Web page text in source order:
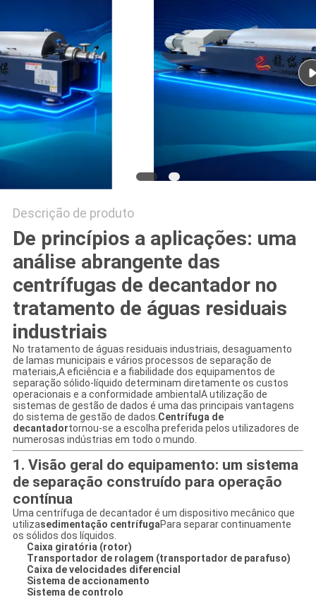
DE
PRIVACIDADE
Descrição de produto
De princípios a aplicações: uma
análise abrangente das
centrífugas de decantador no
tratamento de águas residuais
industriais
No tratamento de águas residuais industriais, desaguamento
de lamas municipais e vários processos de separação de
materiais,A eficiência e a fiabilidade dos equipamentos de
separação sólido-líquido determinam diretamente os custos
operacionais e a conformidade ambientalA utilização de
sistemas de gestão de dados é uma das principais vantagens
do sistema de gestão de dados.Centrífuga de
decantadortornou-se a escolha preferida pelos utilizadores de
numerosas indústrias em todo o mundo.
1. Visão geral do equipamento: um sistema
de separação construído para operação
contínua
Uma centrífuga de decantador é um dispositivo mecânico que
utilizasedimentação centrífugaPara separar continuamente
os sólidos dos líquidos.
Caixa giratória (rotor)
Transportador de rolagem (transportador de parafuso)
Caixa de velocidades diferencial
Sistema de accionamento
Sistema de controlo